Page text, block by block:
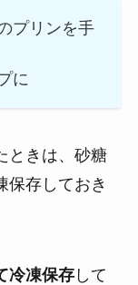
プリンを手
に
ときは、砂糖
保存しておき
冷凍保存して